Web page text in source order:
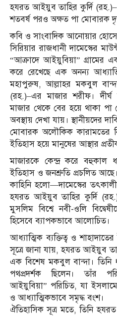
হযরত আইয়ুব তাহির কুর্দি
শতবর্ষ পরও অক্ষত পা মোবারক
ক‌বি ও সাংবা‌দিক আনোয়ার
সিরিয়ার রাজধানী দামেস্কের
“আক্রাদে আইয়ুবিয়া” গ্রামের
করে রেখেছে এক অনন্য
মহাপুরুষ, আল্লাহর মকবুল
(রহ.)–এর মাজার শরীফ। দীর্ঘ
মাজার থেকে বের হয়ে থাকা
অবস্থায় দেখা যায়। স্থানীয়দের
মোবারক অলৌকিক কারামতের
ইতিহাস হয়ে মানুষের আস্থার
মাজারকে কেন্দ্র করে বহুকাল
ইতিহাস ও জনশ্রুতি প্রচলিত
কাহিনি হলো—দামেস্কের
হযরত আইয়ুব তাহির কুর্দি
মুসলিম বিশ্বে নবী-ওলি
হিসেবে ব্যাপকভাবে আলোচিত।
আধ্যাত্মিক ব্যক্তিত্ব ও
সূত্রে জানা যায়, হযরত আইয়ুব
এক বিশেষ মকবুল বান্দা। তিনি
পথপ্রদর্শক ছিলেন। তাঁর
আইয়ুবিয়া” পরিচিত, যা
ও আধ্যাত্মিকভাবে সমৃদ্ধ বংশ।
ঐতিহাসিক সূত্র মতে, তিনি